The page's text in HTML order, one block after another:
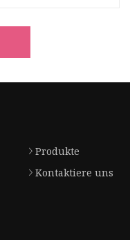
Produkte
Kontaktiere uns